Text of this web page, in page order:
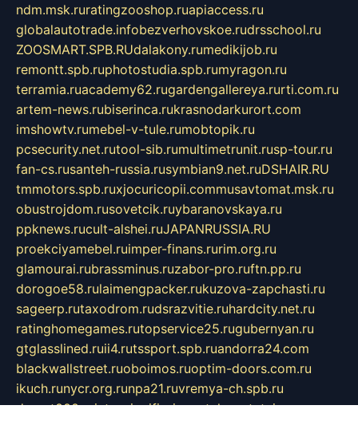
ndm.msk.ruratingzooshop.ruapiaccess.ru
globalautotrade.infobezverhovskoe.rudrsschool.ru
ZOOSMART.SPB.RUdalakony.rumedikijob.ru
remontt.spb.ruphotostudia.spb.rumyragon.ru
terramia.ruacademy62.rugardengallereya.rurti.com.ru
artem-news.rubiserinca.rukrasnodarkurort.com
imshowtv.rumebel-v-tule.rumobtopik.ru
pcsecurity.net.rutool-sib.rumultimetrunit.rusp-tour.ru
fan-cs.rusanteh-russia.rusymbian9.net.ruDSHAIR.RU
tmmotors.spb.ruxjocuricopii.commusavtomat.msk.ru
obustrojdom.rusovetcik.ruybaranovskaya.ru
ppknews.rucult-alshei.ruJAPANRUSSIA.RU
proekciyamebel.ruimper-finans.rurim.org.ru
glamourai.rubrassminus.ruzabor-pro.ruftn.pp.ru
dorogoe58.rulaimengpacker.rukuzova-zapchasti.ru
sageerp.rutaxodrom.rudsrazvitie.ruhardcity.net.ru
ratinghomegames.rutopservice25.rugubernyan.ru
gtglasslined.ruii4.rutssport.spb.ruandorra24.com
blackwallstreet.ruoboimos.ruoptim-doors.com.ru
ikuch.runycr.org.runpa21.ruvremya-ch.spb.ru
desert000.ruivtorgi.ruifiori.rucatalog-statei.ru